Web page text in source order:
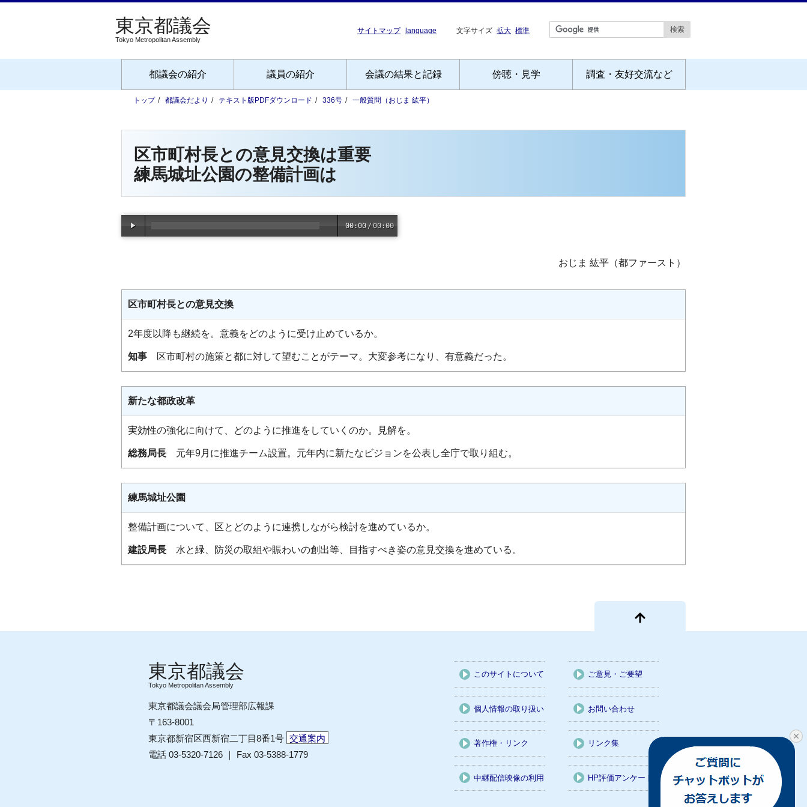
Tokyo Metropolitan Assembly
サイトマップ language 文字サイズ 拡大 標準
都議会の紹介 議員の紹介 会議の結果と記録 傍聴・見学 調査・友好交流など
トップ 都議会だより テキスト版PDFダウンロード 336号 一般質問（おじま 紘平）
区市町村長との意見交換は重要
練馬城址公園の整備計画は
00:00 /00:00
おじま 紘平（都ファースト）
区市町村長との意見交換
2年度以降も継続を。意義をどのように受け止めているか。
知事 区市町村の施策と都に対して望むことがテーマ。大変参考になり、有意義だった。
新たな都政改革
実効性の強化に向けて、どのように推進をしていくのか。見解を。
総務局長 元年9月に推進チーム設置。元年内に新たなビジョンを公表し全庁で取り組む。
練馬城址公園
整備計画について、区とどのように連携しながら検討を進めているか。
建設局長 水と緑、防災の取組や賑わいの創出等、目指すべき姿の意見交換を進めている。
このサイトについて ご意見・ご要望
個人情報の取り扱い お問い合わせ
著作権・リンク リンク集
中継配信映像の利用 HP評価アンケート
Tokyo Metropolitan Assembly
東京都議会議会局管理部広報課
〒163-8001
東京都新宿区西新宿二丁目8番1号 交通案内
電話 03-5320-7126 ｜ Fax 03-5388-1779